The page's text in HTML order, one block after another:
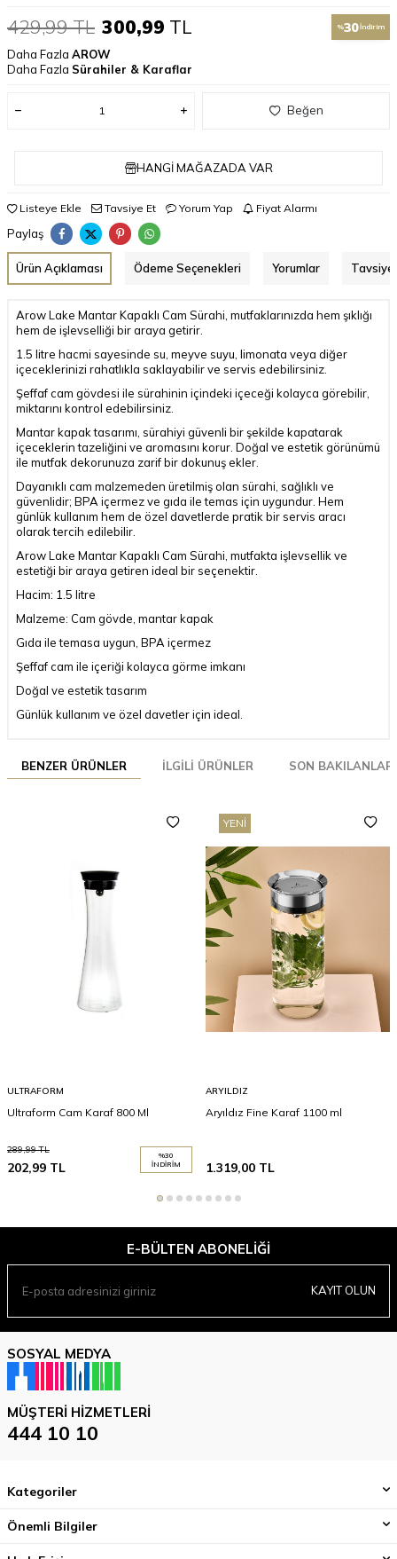
429,99TL 300,99 TL %30İndirim
Daha Fazla AROW
Daha Fazla Sürahiler & Karaflar
Beğen
HANGI MAĞAZADA VAR
Listeye Ekle Tavsiye Et Yorum Yap Fiyat Alarmı
Paylaş
Ürün Açıklaması Ödeme Seçenekleri Yorumlar Tavsiye
Arow Lake Mantar Kapaklı Cam Sürahi, mutfaklarınızda hem şıklığı
hem de işlevselliği bir araya getirir.
1.5 litre hacmi sayesinde su, meyve suyu, limonata veya diğer
içeceklerinizi rahatlıkla saklayabilir ve servis edebilirsiniz.
Şeffaf cam gövdesi ile sürahinin içindeki içeceği kolayca görebilir,
miktarını kontrol edebilirsiniz.
Mantar kapak tasarımı, sürahiyi güvenli bir şekilde kapatarak
içeceklerin tazeliğini ve aromasını korur. Doğal ve estetik görünümü
ile mutfak dekorunuza zarif bir dokunuş ekler.
Dayanıklı cam malzemeden üretilmiş olan sürahi, sağlıklı ve
güvenlidir; BPA içermez ve gıda ile temas için uygundur. Hem
günlük kullanım hem de özel davetlerde pratik bir servis aracı
olarak tercih edilebilir.
Arow Lake Mantar Kapaklı Cam Sürahi, mutfakta işlevsellik ve
estetiği bir araya getiren ideal bir seçenektir.
Hacim: 1.5 litre
Malzeme: Cam gövde, mantar kapak
Gıda ile temasa uygun, BPA içermez
Şeffaf cam ile içeriği kolayca görme imkanı
Doğal ve estetik tasarım
Günlük kullanım ve özel davetler için ideal.
BENZER ÜRÜNLER İLGILI ÜRÜNLER SON BAKILANLAR
ULTRAFORM
Ultraform Cam Karaf 800 Ml
289,99TL
202,99 TL
%30
İNDIRIM
YENI
ARYILDIZ
Aryıldız Fine Karaf 1100 ml
1.319,00TL
E-BÜLTEN ABONELIĞI
KAYIT OLUN
SOSYAL MEDYA
MÜŞTERI HIZMETLERI
444 10 10
Kategoriler
Önemli Bilgiler